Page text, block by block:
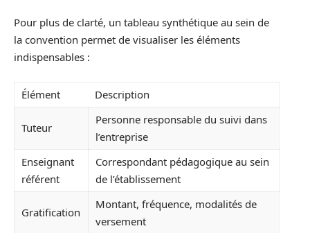
Pour plus de clarté, un tableau synthétique au sein de
la convention permet de visualiser les éléments
indispensables :
Élément Description
Tuteur
Personne responsable du suivi dans
l’entreprise
Enseignant
référent
Correspondant pédagogique au sein
de l’établissement
Gratification
Montant, fréquence, modalités de
versement